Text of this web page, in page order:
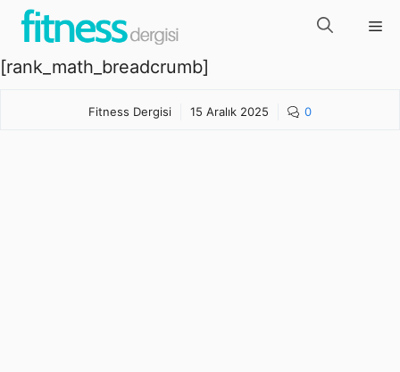
İçeriğe
atla
[rank_math_breadcrumb]
Fitness Dergisi 15 Aralık 2025 0